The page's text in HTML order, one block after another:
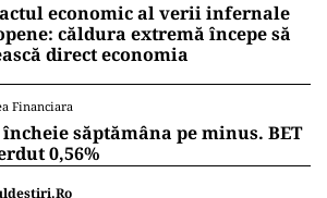
economic al verii infernale
căldura extremă începe să
direct economia
Financiara
încheie săptămâna pe minus. BET
0,56%